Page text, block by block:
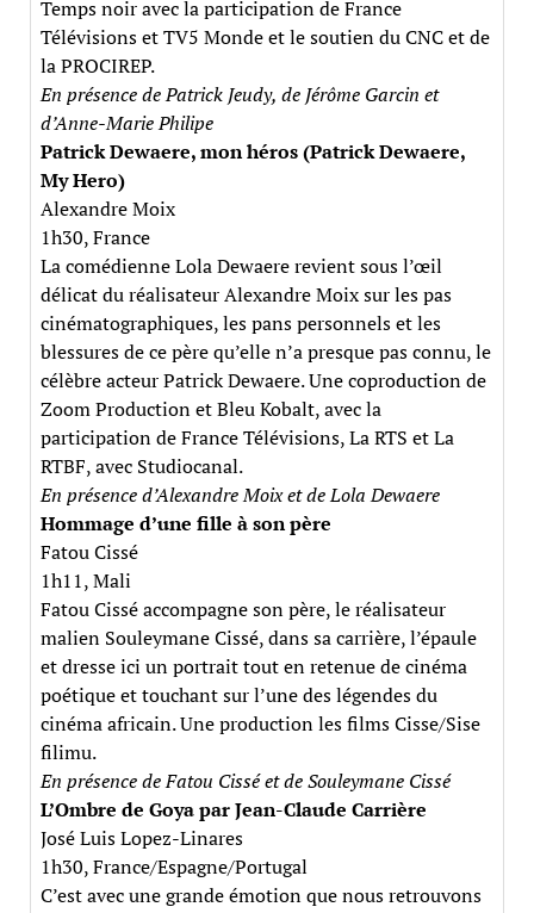
Temps noir avec la participation de France
Télévisions et TV5 Monde et le soutien du CNC et de
la PROCIREP.
En présence de Patrick Jeudy, de Jérôme Garcin et
d’Anne-Marie Philipe
Patrick Dewaere, mon héros (Patrick Dewaere,
My Hero)
Alexandre Moix
1h30, France
La comédienne Lola Dewaere revient sous l’œil
délicat du réalisateur Alexandre Moix sur les pas
cinématographiques, les pans personnels et les
blessures de ce père qu’elle n’a presque pas connu, le
célèbre acteur Patrick Dewaere. Une coproduction de
Zoom Production et Bleu Kobalt, avec la
participation de France Télévisions, La RTS et La
RTBF, avec Studiocanal.
En présence d’Alexandre Moix et de Lola Dewaere
Hommage d’une fille à son père
Fatou Cissé
1h11, Mali
Fatou Cissé accompagne son père, le réalisateur
malien Souleymane Cissé, dans sa carrière, l’épaule
et dresse ici un portrait tout en retenue de cinéma
poétique et touchant sur l’une des légendes du
cinéma africain. Une production les films Cisse/Sise
filimu.
En présence de Fatou Cissé et de Souleymane Cissé
L’Ombre de Goya par Jean-Claude Carrière
José Luis Lopez-Linares
1h30, France/Espagne/Portugal
C’est avec une grande émotion que nous retrouvons